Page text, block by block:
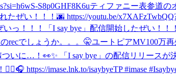
S8p0GHF8K6uティファニー表参道の
たぜい！！！🌆 https://youtu.be/
っ！！！
「I say bye」配信開始したぜい！
recでしょうか。。。🤫ユートピアMV100万
ついに…！👀✨ 「I say bye」の配信リリースが
https://imase.lnk.to/isaybyeTP #imase